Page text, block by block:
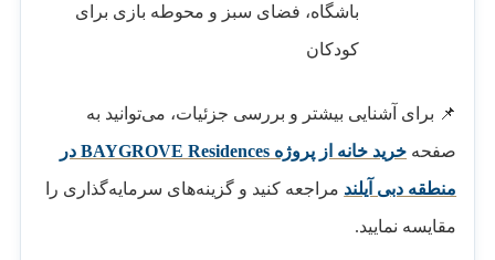
باشگاه، فضای سبز و محوطه بازی برای
کودکان
📌 برای آشنایی بیشتر و بررسی جزئیات، می‌توانید به
صفحه
خرید خانه از پروژه BAYGROVE Residences در
منطقه دبی آیلندمراجعه کنید و گزینه‌های سرمایه‌گذاری را
مقایسه نمایید.